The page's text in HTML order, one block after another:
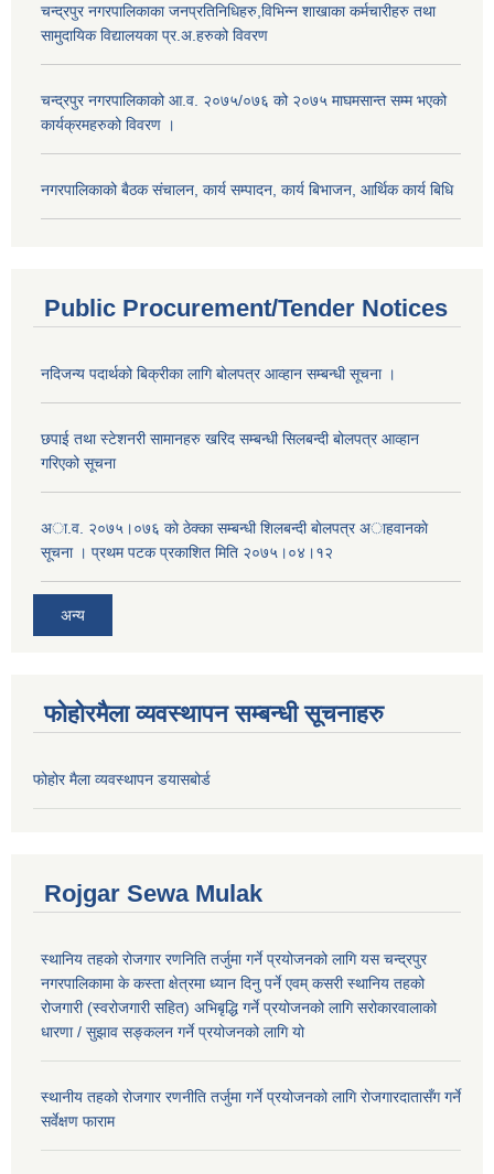
चन्द्रपुर नगरपालिकाका जनप्रतिनिधिहरु,विभिन्न शाखाका कर्मचारीहरु तथा
सामुदायिक विद्यालयका प्र.अ.हरुको विवरण
चन्द्रपुर नगरपालिकाको आ.व. २०७५/०७६ को २०७५ माघमसान्त सम्म भएको
कार्यक्रमहरुको विवरण ।
नगरपालिकाको बैठक संचालन, कार्य सम्पादन, कार्य बिभाजन, आर्थिक कार्य बिधि
Public Procurement/Tender Notices
नदिजन्य पदार्थको बिक्रीका लागि बोलपत्र आव्हान सम्बन्धी सूचना ।
छपाई तथा स्टेशनरी सामानहरु खरिद सम्बन्धी सिलबन्दी बोलपत्र आव्हान
गरिएको सूचना
अा.व. २०७५।०७६ काे ठेक्का सम्बन्धी शिलबन्दी बाेलपत्र अाहवानकाे
सूचना । प्रथम पटक प्रकाशित मिति २०७५।०४।१२
अन्य
फोहोरमैला व्यवस्थापन सम्बन्धी सूचनाहरु
फोहोर मैला व्यवस्थापन डयासबोर्ड
Rojgar Sewa Mulak
स्थानिय तहको रोजगार रणनिति तर्जुमा गर्ने प्रयोजनको लागि यस चन्द्रपुर
नगरपालिकामा के कस्ता क्षेत्रमा ध्यान दिनु पर्ने एवम् कसरी स्थानिय तहको
रोजगारी (स्वरोजगारी सहित) अभिबृद्धि गर्ने प्रयोजनको लागि सरोकारवालाको
धारणा / सुझाव सङ्कलन गर्ने प्रयोजनको लागि यो
स्थानीय तहको रोजगार रणनीति तर्जुमा गर्ने प्रयोजनको लागि रोजगारदातासँग गर्ने
सर्वेक्षण फाराम